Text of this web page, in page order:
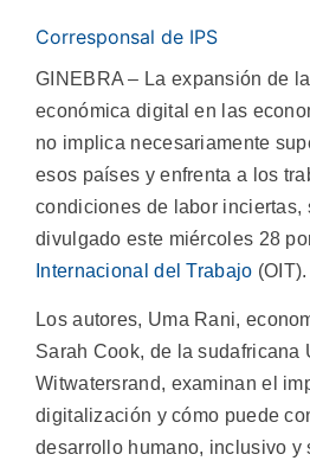
Corresponsal de IPS
GINEBRA – La expansión de
económica digital en las
no implica necesariamente
esos países y enfrenta a los
condiciones de labor inciertas,
divulgado este miércoles 28
Internacional del Trabajo (OIT).
Los autores, Uma Rani,
Sarah Cook, de la sudafricana
Witwatersrand, examinan el
digitalización y cómo puede
desarrollo humano, inclusivo y